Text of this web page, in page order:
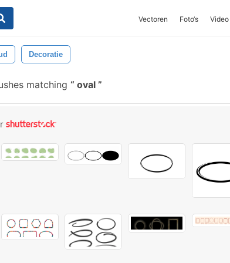
Vectoren Foto‘s Video
Decoratie
matching oval